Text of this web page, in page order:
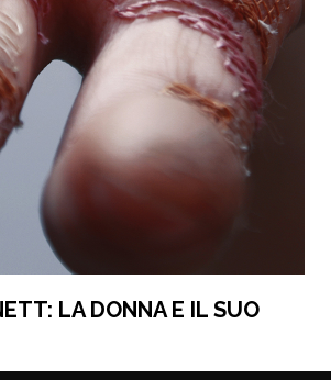
LA DONNA E IL SUO